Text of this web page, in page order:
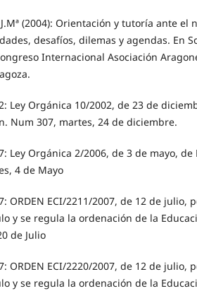
J.Mª (2004): Orientación y tutoría ante el
desafíos, dilemas y agendas. En
Internacional Asociación
Ley Orgánica 10/2002, de 23 de
Num 307, martes, 24 de diciembre.
Ley Orgánica 2/2006, de 3 de mayo, de
4 de Mayo
ORDEN ECI/2211/2007, de 12 de julio,
y se regula la ordenación de la
de Julio
ORDEN ECI/2220/2007, de 12 de julio,
y se regula la ordenación de la